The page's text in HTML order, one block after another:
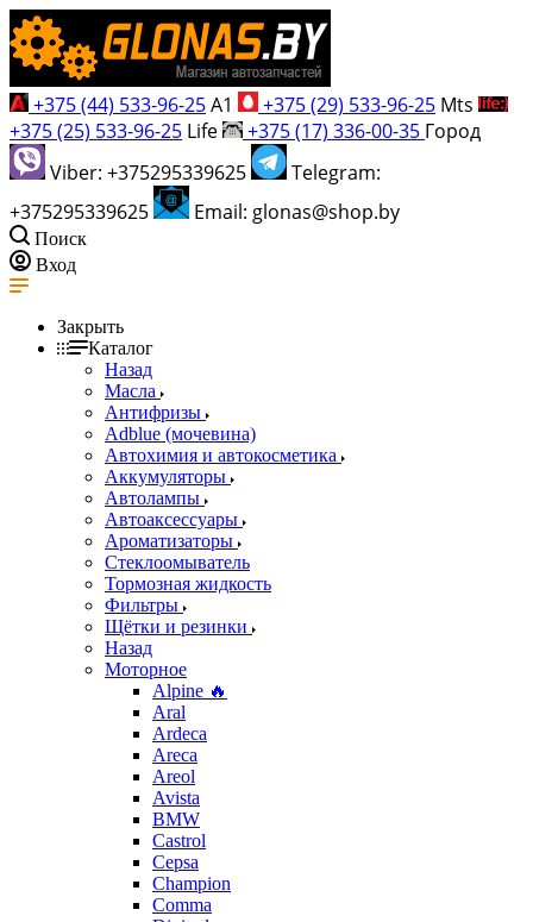
+375 (44) 533-96-25A1 +375 (29) 533-96-25 Mts
+375 (25) 533-96-25 Life +375 (17) 336-00-35 Город
Viber: +375295339625
Telegram:
+375295339625
Email: glonas@shop.by
Поиск
Вход
Закрыть
Каталог
Назад
Масла
Антифризы
Adblue (мочевина)
Автохимия и автокосметика
Аккумуляторы
Автолампы
Автоаксессуары
Ароматизаторы
Стеклоомыватель
Тормозная жидкость
Фильтры
Щётки и резинки
Назад
Моторное
Alpine 🔥
Aral
Ardeca
Areca
Areol
Avista
BMW
Castrol
Cepsa
Champion
Comma